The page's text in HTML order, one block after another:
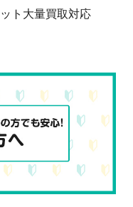
ト大量買取対応